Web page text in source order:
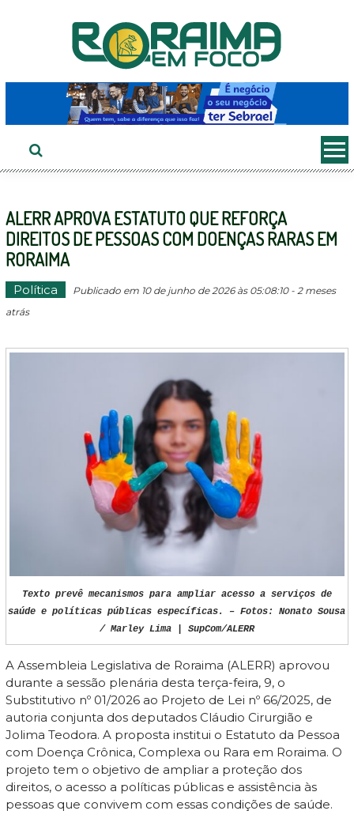
ALERR APROVA ESTATUTO QUE REFORÇA
DIREITOS DE PESSOAS COM DOENÇAS RARAS EM
RORAIMA
Política
Publicado em 10 de junho de 2026 às 05:08:10 - 2 meses
atrás
Texto prevê mecanismos para ampliar acesso a serviços de
saúde e políticas públicas específicas. – Fotos: Nonato Sousa
/ Marley Lima | SupCom/ALERR
A Assembleia Legislativa de Roraima (ALERR) aprovou
durante a sessão plenária desta terça-feira, 9, o
Substitutivo nº 01/2026 ao Projeto de Lei nº 66/2025, de
autoria conjunta dos deputados Cláudio Cirurgião e
Jolima Teodora. A proposta institui o Estatuto da Pessoa
com Doença Crônica, Complexa ou Rara em Roraima. O
projeto tem o objetivo de ampliar a proteção dos
direitos, o acesso a políticas públicas e assistência às
pessoas que convivem com essas condições de saúde.